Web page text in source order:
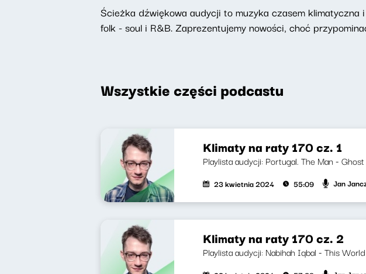
Ścieżka dźwiękowa audycji to muzyka czasem
folk - soul i R&B. Zaprezentujemy nowości, choć
Wszystkie części podcastu
Klimaty na raty 170 cz. 1
Playlista audycji: Portugal. The Man - Ghost
23 kwietnia 2024 55:09 Jan
Klimaty na raty 170 cz. 2
Playlista audycji: Nabihah Iqbal - This